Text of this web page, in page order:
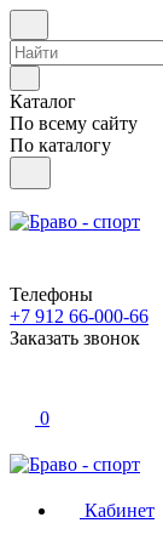
Каталог
По всему сайту
По каталогу
Телефоны
+7 912 66-000-66
Заказать звонок
0
Кабинет